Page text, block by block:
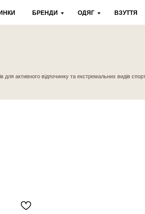
БРЕНДИ ОДЯГ ВЗУТТЯ
відпочинку та екстремальних видів спорту.